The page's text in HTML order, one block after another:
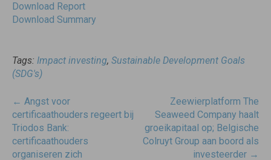
Download Report
Download Summary
Tags: Impact investing, Sustainable Development Goals
(SDG's)
Post
navigatie
← Angst voor
certificaathouders regeert bij
Triodos Bank:
certificaathouders
organiseren zich
Zeewierplatform The
Seaweed Company haalt
groeikapitaal op; Belgische
Colruyt Group aan boord als
investeerder →